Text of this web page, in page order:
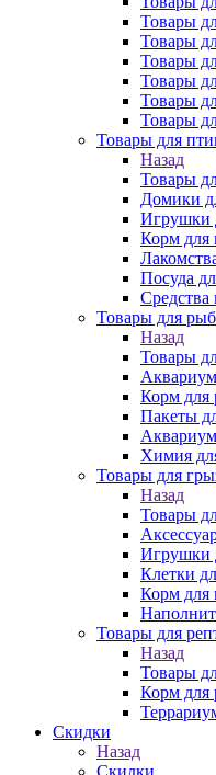
Товары
Товары
Товары
Товары
Товары
Товары
Товары для
Назад
Товары
Домики
Игрушки
Корм для
Посуда
Средства
Товары для рыб
Назад
Товары
Корм для
Пакеты
Химия
Товары для
Назад
Товары
Игрушки
Клетки
Корм для
Товары для
Назад
Товары
Корм для
Скидки
Назад
Скидки